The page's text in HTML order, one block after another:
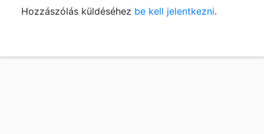
Hozzászólás küldéséhez be kell jelentkezni.